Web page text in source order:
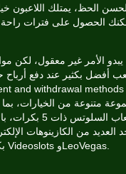
لحسن الحظ، يمتلك اللاعبون
الحصول على فترات
يبدو الأمر غير معقول، لكن
أفضل بكثير عند دفع أرباح
and withdrawal methods
وألعاب
بكرات مع إمكانية اللعب بأموال حقيقية، مثل Videoslots وLeoVegas.